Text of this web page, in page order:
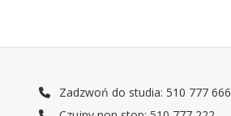
Zadzwoń do studia: 510 777 666